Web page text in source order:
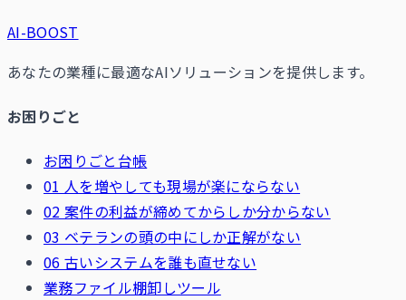
AI-BOOST
あなたの業種に最適なAIソリューションを提供します。
お困りごと
お困りごと台帳
01 人を増やしても現場が楽にならない
02 案件の利益が締めてからしか分からない
03 ベテランの頭の中にしか正解がない
06 古いシステムを誰も直せない
業務ファイル棚卸しツール